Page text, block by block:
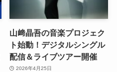
山﨑晶吾の音楽プロジェク
ト始動！デジタルシングル
配信＆ライブツアー開催
2026年4月25日